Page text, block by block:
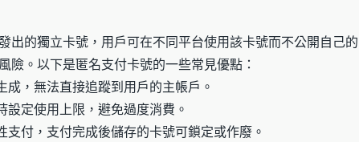
出的獨立卡號，用戶可在不同平台使用該卡號而不公開自己的
險。以下是匿名支付卡號的一些常見優點：
成，無法直接追蹤到用戶的主帳戶。
設定使用上限，避免過度消費。
支付，支付完成後儲存的卡號可鎖定或作廢。